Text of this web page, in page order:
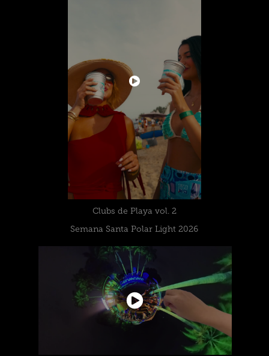
Clubs de Playa vol. 2
Semana Santa Polar Light 2026